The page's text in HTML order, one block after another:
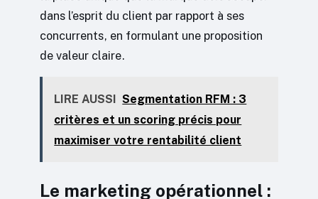
dans l’esprit du client par rapport à ses
concurrents, en formulant une proposition
de valeur claire.
LIRE AUSSI Segmentation RFM : 3
critères et un scoring précis pour
maximiser votre rentabilité client
Le marketing opérationnel :